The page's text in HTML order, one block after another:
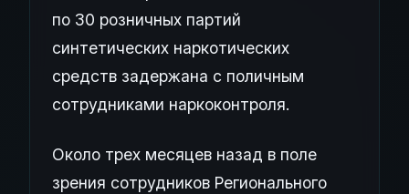
по 30 розничных партий
синтетических наркотических
средств задержана с поличным
сотрудниками наркоконтроля.
Около трех месяцев назад в поле
зрения сотрудников Регионального